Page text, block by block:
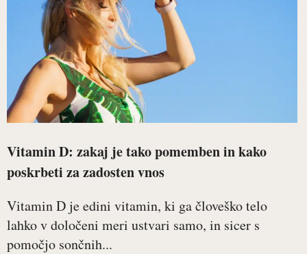
Vitamin D: zakaj je tako pomemben in kako
poskrbeti za zadosten vnos
Vitamin D je edini vitamin, ki ga človeško telo
lahko v določeni meri ustvari samo, in sicer s
pomočjo sončnih...